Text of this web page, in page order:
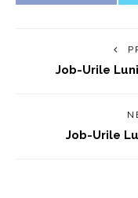
Job-Urile
Job-Urile